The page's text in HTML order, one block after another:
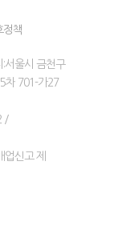
정책
:서울시 금천구
차 701-가27
/
신고 제